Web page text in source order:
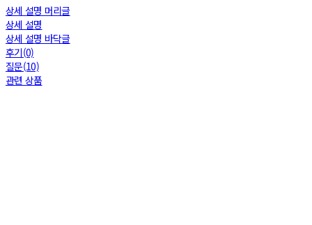
상세 설명 머리글
상세 설명
상세 설명 바닥글
후기(0)
질문(10)
관련 상품